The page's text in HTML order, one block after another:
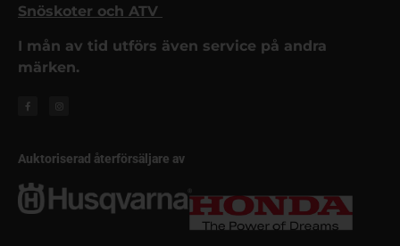
Snöskoter och ATV
I mån av tid utförs även service på andra
märken.
Auktoriserad återförsäljare av